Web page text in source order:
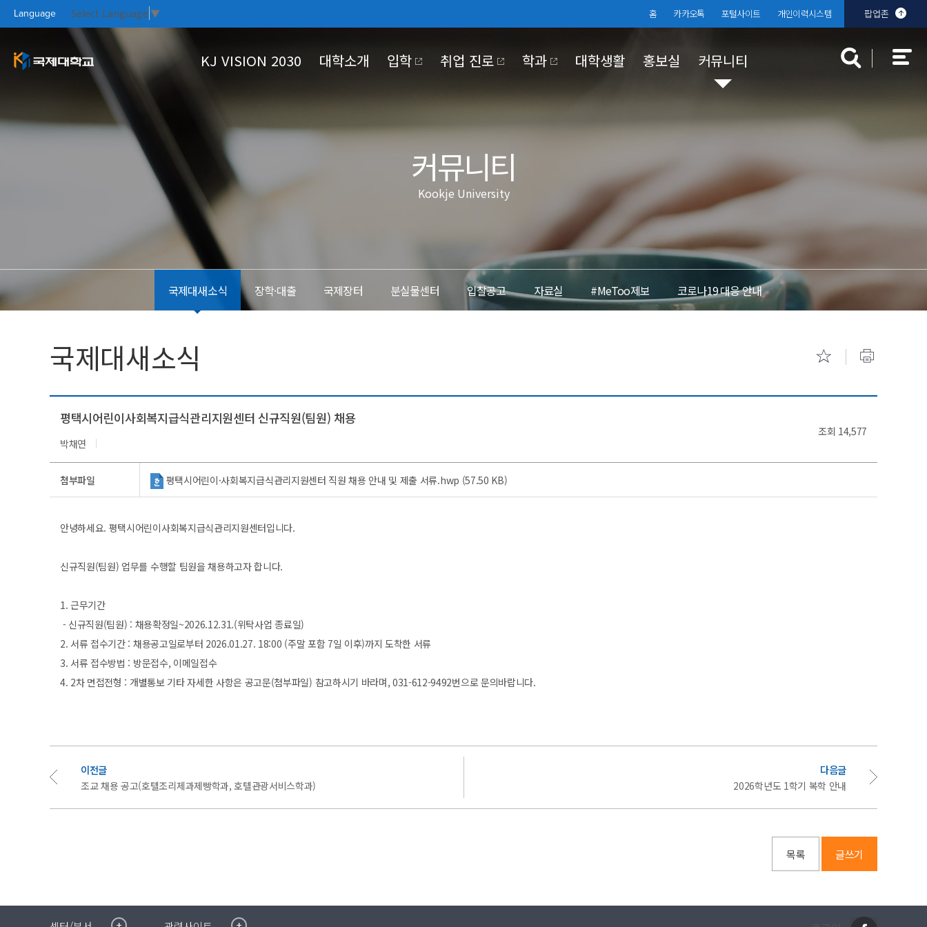
Language Select Language ▼ 홈 카카오톡 포털사이트 개인이력시스템 팝업존
KJ VISION 2030
KJ VISION 2030 KOOKJE VISION 2025
전략 영역 별 핵심 전략 및
이행과제
대학소개
대학소개 KOOKJE UNIVERSITY
대학개요
총장인사말
열린총장실
설립이념과 학훈
대학연혁
대학기관 정보공개
정보공개제도안내
비공개대상정보 세부기준
정보목록
대학정보공시
대학자체평가
대학규정
대학규정
찾아오시
입학 취업 진로 학과 대학생활
대학생활 CAMPUS LIFE
학사정보
학생상담
수강신청
학사안내
학사일정 교육만족도조사 장학 · 학자금 대출
학자금 대출
교내장학금
근로장학금
학생상담
충효관
홍보실
홍보실 PR CENTER
Focus On 홍보동영상 국제저널 대학발전기금
커뮤니티
커뮤니티 KOOKJE COMMUNITY
국제대새소식 장학·대출 국제장터 분실물센터 입찰공고
자료실 코로나19 대응 안내
커뮤니티
Kookje University
국제대새소식 장학·대출 국제장터 분실물센터 입찰공고 자료실 #MeToo제보 코로나19 대응 안내
국제대새소식
평택시어린이사회복지급식관리지원센터 신규직원(팀원) 채용
조회 14,577
박채연
첨부파일 평택시어린이·사회복지급식관리지원센터 직원 채용 안내 및 제출 서류.hwp (57.50 KB)
안녕하세요. 평택시어린이사회복지급식관리지원센터입니다.
신규직원(팀원) 업무를 수행할 팀원을 채용하고자 합니다.
1. 근무기간
- 신규직원(팀원) : 채용확정일~2026.12.31.(위탁사업 종료일)
2. 서류 접수기간 : 채용공고일로부터 2026.01.27. 18:00 (주말 포함 7일 이후)까지 도착한 서류
3. 서류 접수방법 : 방문접수, 이메일접수
4. 2차 면접전형 : 개별통보 기타 자세한 사항은 공고문(첨부파일) 참고하시기 바라며, 031-612-9492번으로 문의바랍니다.
이전글
조교 채용 공고(호텔조리제과제빵학과, 호텔관광서비스학과)
다음글
2026학년도 1학기 복학 안내
목록 글쓰기